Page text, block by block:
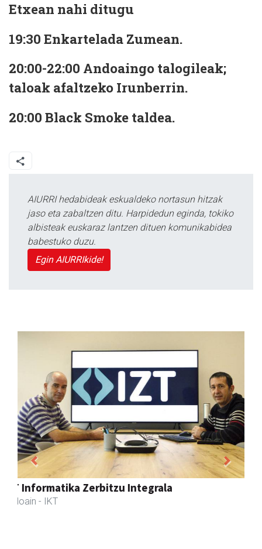
Etxean nahi ditugu
19:30 Enkartelada Zumean.
20:00-22:00 Andoaingo talogileak;
taloak afaltzeko Irunberrin.
20:00 Black Smoke taldea.
AIURRI hedabideak eskualdeko nortasun hitzak
jaso eta zabaltzen ditu. Harpidedun eginda, tokiko
albisteak euskaraz lantzen dituen komunikabidea
babestuko duzu.
Egin AIURRIkide!
Aldama tapia aholkularitza
Andoain - Aholkularitza
Previous Next